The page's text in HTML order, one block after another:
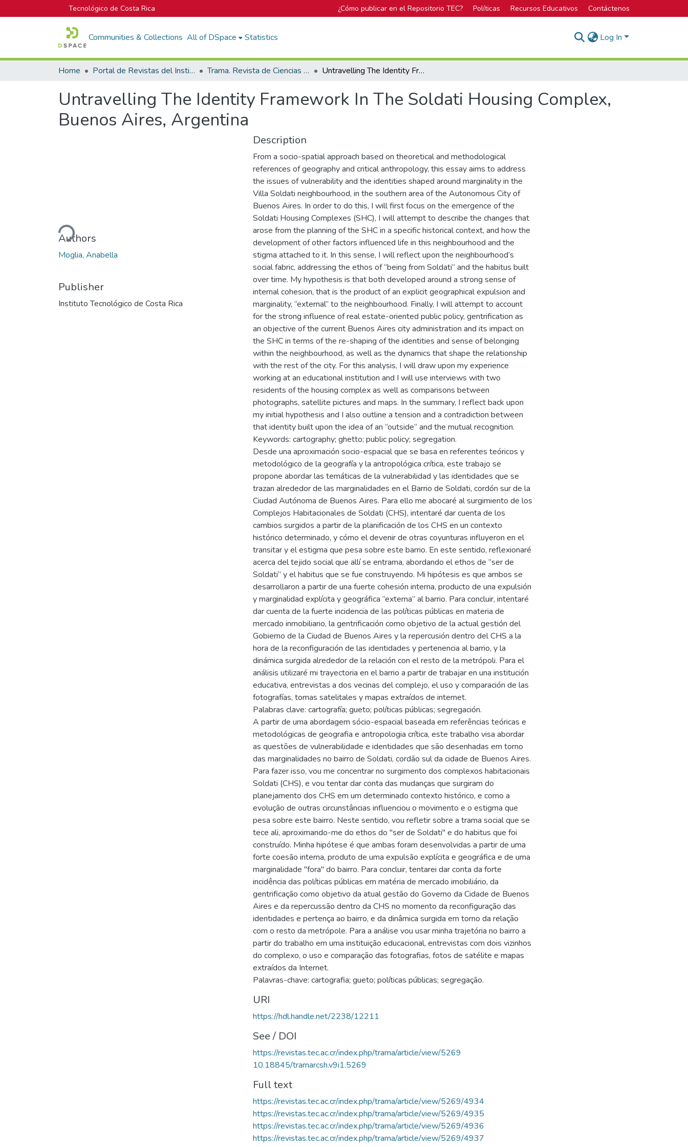
Tecnológico de Costa Rica ¿Cómo publicar en el Repositorio TEC? Políticas Recursos Educativos Contáctenos
Communities & Collections All of DSpace Statistics Log In
Home Portal de Revistas del Instituto Tecnológico de Costa Rica Trama. Revista de Ciencias Sociales y Humanidades Untravelling The Identity Framework In The Soldati Housing Complex, Buenos Aires, Argentina
Untravelling The Identity Framework In The Soldati Housing Complex,
Buenos Aires, Argentina
Loading...
Authors
Moglia, Anabella
Publisher
Instituto Tecnológico de Costa Rica
Description
From a socio-spatial approach based on theoretical and methodological
references of geography and critical anthropology, this essay aims to address
the issues of vulnerability and the identities shaped around marginality in the
Villa Soldati neighbourhood, in the southern area of the Autonomous City of
Buenos Aires. In order to do this, I will first focus on the emergence of the
Soldati Housing Complexes (SHC), I will attempt to describe the changes that
arose from the planning of the SHC in a specific historical context, and how the
development of other factors influenced life in this neighbourhood and the
stigma attached to it. In this sense, I will reflect upon the neighbourhood’s
social fabric, addressing the ethos of “being from Soldati” and the habitus built
over time. My hypothesis is that both developed around a strong sense of
internal cohesion, that is the product of an explicit geographical expulsion and
marginality, “external” to the neighbourhood. Finally, I will attempt to account
for the strong influence of real estate-oriented public policy, gentrification as
an objective of the current Buenos Aires city administration and its impact on
the SHC in terms of the re-shaping of the identities and sense of belonging
within the neighbourhood, as well as the dynamics that shape the relationship
with the rest of the city. For this analysis, I will draw upon my experience
working at an educational institution and I will use interviews with two
residents of the housing complex as well as comparisons between
photographs, satellite pictures and maps. In the summary, I reflect back upon
my initial hypothesis and I also outline a tension and a contradiction between
that identity built upon the idea of an “outside” and the mutual recognition.
Keywords: cartography; ghetto; public policy; segregation.
Desde una aproximación socio-espacial que se basa en referentes teóricos y
metodológico de la geografía y la antropológica crítica, este trabajo se
propone abordar las temáticas de la vulnerabilidad y las identidades que se
trazan alrededor de las marginalidades en el Barrio de Soldati, cordón sur de la
Ciudad Autónoma de Buenos Aires. Para ello me abocaré al surgimiento de los
Complejos Habitacionales de Soldati (CHS), intentaré dar cuenta de los
cambios surgidos a partir de la planificación de los CHS en un contexto
histórico determinado, y cómo el devenir de otras coyunturas influyeron en el
transitar y el estigma que pesa sobre este barrio. En este sentido, reflexionaré
acerca del tejido social que allí se entrama, abordando el ethos de “ser de
Soldati” y el habitus que se fue construyendo. Mi hipótesis es que ambos se
desarrollaron a partir de una fuerte cohesión interna, producto de una expulsión
y marginalidad explícita y geográfica “externa” al barrio. Para concluir, intentaré
dar cuenta de la fuerte incidencia de las políticas públicas en materia de
mercado inmobiliario, la gentrificación como objetivo de la actual gestión del
Gobierno de la Ciudad de Buenos Aires y la repercusión dentro del CHS a la
hora de la reconfiguración de las identidades y pertenencia al barrio, y la
dinámica surgida alrededor de la relación con el resto de la metrópoli. Para el
análisis utilizaré mi trayectoria en el barrio a partir de trabajar en una institución
educativa, entrevistas a dos vecinas del complejo, el uso y comparación de las
fotografías, tomas satelitales y mapas extraídos de internet.
Palabras clave: cartografía; gueto; políticas públicas; segregación.
A partir de uma abordagem sócio-espacial baseada em referências teóricas e
metodológicas de geografia e antropologia crítica, este trabalho visa abordar
as questões de vulnerabilidade e identidades que são desenhadas em torno
das marginalidades no bairro de Soldati, cordão sul da cidade de Buenos Aires.
Para fazer isso, vou me concentrar no surgimento dos complexos habitacionais
Soldati (CHS), e vou tentar dar conta das mudanças que surgiram do
planejamento dos CHS em um determinado contexto histórico, e como a
evolução de outras circunstâncias influenciou o movimento e o estigma que
pesa sobre este bairro. Neste sentido, vou refletir sobre a trama social que se
tece ali, aproximando-me do ethos do "ser de Soldati" e do habitus que foi
construído. Minha hipótese é que ambas foram desenvolvidas a partir de uma
forte coesão interna, produto de uma expulsão explícita e geográfica e de uma
marginalidade "fora" do bairro. Para concluir, tentarei dar conta da forte
incidência das políticas públicas em matéria de mercado imobiliário, da
gentrificação como objetivo da atual gestão do Governo da Cidade de Buenos
Aires e da repercussão dentro da CHS no momento da reconfiguração das
identidades e pertença ao bairro, e da dinâmica surgida em torno da relação
com o resto da metrópole. Para a análise vou usar minha trajetória no bairro a
partir do trabalho em uma instituição educacional, entrevistas com dois vizinhos
do complexo, o uso e comparação das fotografias, fotos de satélite e mapas
extraídos da Internet.
Palavras-chave: cartografia; gueto; políticas públicas; segregação.
URI
https://hdl.handle.net/2238/12211
See / DOI
https://revistas.tec.ac.cr/index.php/trama/article/view/5269
10.18845/tramarcsh.v9i1.5269
Full text
https://revistas.tec.ac.cr/index.php/trama/article/view/5269/4934
https://revistas.tec.ac.cr/index.php/trama/article/view/5269/4935
https://revistas.tec.ac.cr/index.php/trama/article/view/5269/4936
https://revistas.tec.ac.cr/index.php/trama/article/view/5269/4937